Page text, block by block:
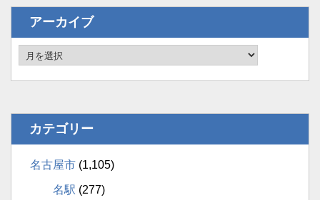
アーカイブ
カテゴリー
名古屋市 (1,105)
名駅 (277)